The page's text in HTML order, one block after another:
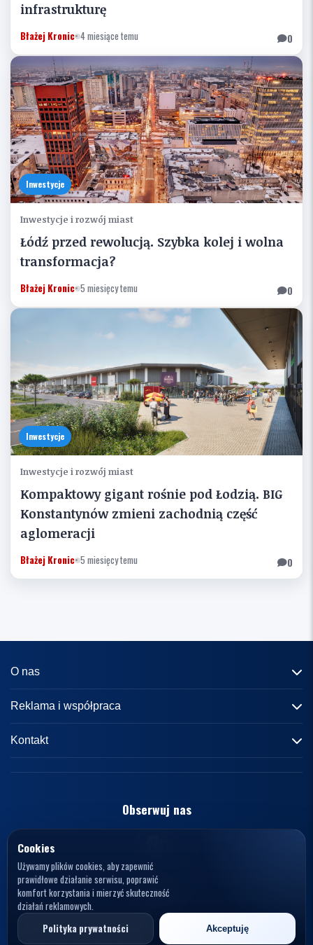
infrastrukturę
Błażej Kronic•4 miesiące temu 0
Inwestycje
Inwestycje i rozwój miast
Łódź przed rewolucją. Szybka kolej i wolna
transformacja?
Błażej Kronic•5 miesięcy temu 0
Inwestycje
Inwestycje i rozwój miast
Kompaktowy gigant rośnie pod Łodzią. BIG
Konstantynów zmieni zachodnią część
aglomeracji
Błażej Kronic•5 miesięcy temu 0
O nas
Informacje o portalu
Reklama i współpraca
Reklama
Kontakt
kontakt@knews.pl
Polska
NIP: 7272595979
Obserwuj nas
© 2026 KNews. Wszelkie prawa zastrzeżone.
Opelele. Magdalena Wiercioch, ul. Falista 167, 94-115 Łódź, NIP: 7272595979
Cookies
Używamy plików cookies, aby zapewnić
prawidłowe działanie serwisu, poprawić
komfort korzystania i mierzyć skuteczność
działań reklamowych.
Polityka prywatności
Akceptuję